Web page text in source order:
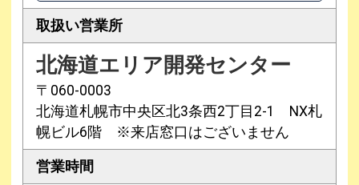
取扱い営業所
北海道エリア開発センター
〒060-0003
北海道札幌市中央区北3条西2丁目2-1 NX札
幌ビル6階 ※来店窓口はございません
営業時間